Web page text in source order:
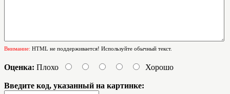
Внимание: HTML не поддерживается! Используйте обычный текст.
Оценка: Плохо Хорошо
Введите код, указанный на картинке: